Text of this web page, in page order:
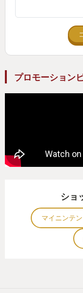
来年発売の
それでももう、楽
個人的には、バイ
プロモーション
ショ
マイニンテ